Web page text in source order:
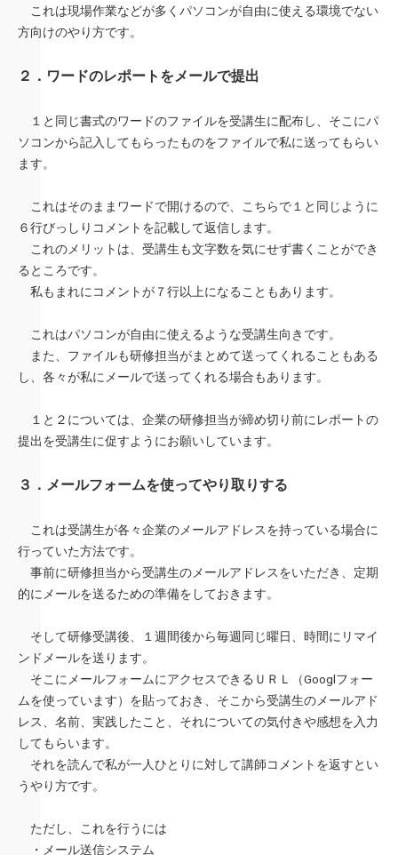
これは現場作業などが多くパソコンが自由に使える環境でない
方向けのやり方です。
２．ワードのレポートをメールで提出
１と同じ書式のワードのファイルを受講生に配布し、そこにパ
ソコンから記入してもらったものをファイルで私に送ってもらい
ます。
これはそのままワードで開けるので、こちらで１と同じように
６行びっしりコメントを記載して返信します。
これのメリットは、受講生も文字数を気にせず書くことができ
るところです。
私もまれにコメントが７行以上になることもあります。
これはパソコンが自由に使えるような受講生向きです。
また、ファイルも研修担当がまとめて送ってくれることもある
し、各々が私にメールで送ってくれる場合もあります。
１と２については、企業の研修担当が締め切り前にレポートの
提出を受講生に促すようにお願いしています。
３．メールフォームを使ってやり取りする
これは受講生が各々企業のメールアドレスを持っている場合に
行っていた方法です。
事前に研修担当から受講生のメールアドレスをいただき、定期
的にメールを送るための準備をしておきます。
そして研修受講後、１週間後から毎週同じ曜日、時間にリマイ
ンドメールを送ります。
そこにメールフォームにアクセスできるＵＲＬ（Googlフォー
ムを使っています）を貼っておき、そこから受講生のメールアド
レス、名前、実践したこと、それについての気付きや感想を入力
してもらいます。
それを読んで私が一人ひとりに対して講師コメントを返すとい
うやり方です。
ただし、これを行うには
・メール送信システム